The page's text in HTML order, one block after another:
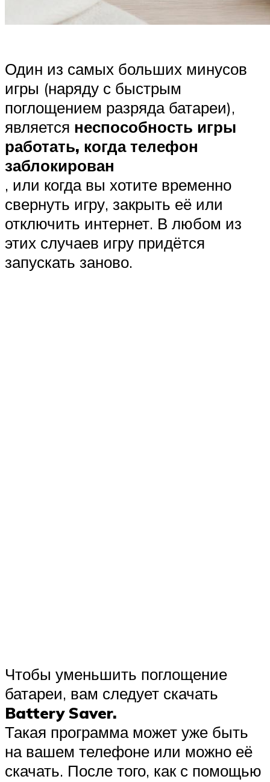
Один из самых больших минусов
игры (наряду с быстрым
поглощением разряда батареи),
является неспособность игры
работать, когда телефон
заблокирован
, или когда вы хотите временно
свернуть игру, закрыть её или
отключить интернет. В любом из
этих случаев игру придётся
запускать заново.
Чтобы уменьшить поглощение
батареи, вам следует скачать
Battery Saver.
Такая программа может уже быть
на вашем телефоне или можно её
скачать. После того, как с помощью